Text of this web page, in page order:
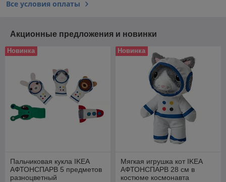
Все условия оплаты
Акционные предложения и новинки
Новинка
Пальчиковая кукла IKEA
АФТОНСПАРВ 5 предметов
разноцветный
Новинка
Мягкая игрушка кот IKEA
АФТОНСПАРВ 28 см в
костюме космонавта